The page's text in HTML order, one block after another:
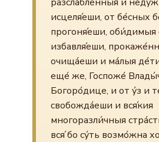
исцеля́еши, от бе́сных
прогоня́еши, оби́димыя
избавля́еши,
очища́еши и ма́лыя
еще́ же, Госпоже́
Богоро́дице, и от у́з и
свобожда́еши и вся́кия
многоразли́чныя
вся́ бо су́ть возмо́жна